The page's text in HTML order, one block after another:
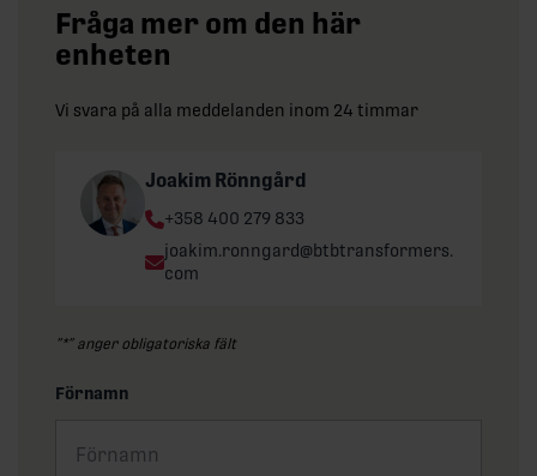
Fråga mer om den här
enheten
Vi svara på alla meddelanden inom 24 timmar
Joakim Rönngård
Phone:
+358 400 279 833
Email:
joakim.ronngard@btbtransformers.
com
”*” anger obligatoriska fält
Förnamn